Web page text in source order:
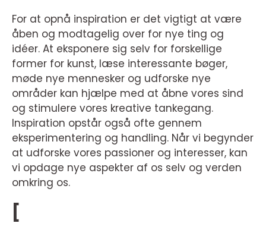
For at opnå inspiration er det vigtigt at være
åben og modtagelig over for nye ting og
idéer. At eksponere sig selv for forskellige
former for kunst, læse interessante bøger,
møde nye mennesker og udforske nye
områder kan hjælpe med at åbne vores sind
og stimulere vores kreative tankegang.
Inspiration opstår også ofte gennem
eksperimentering og handling. Når vi begynder
at udforske vores passioner og interesser, kan
vi opdage nye aspekter af os selv og verden
omkring os.
[